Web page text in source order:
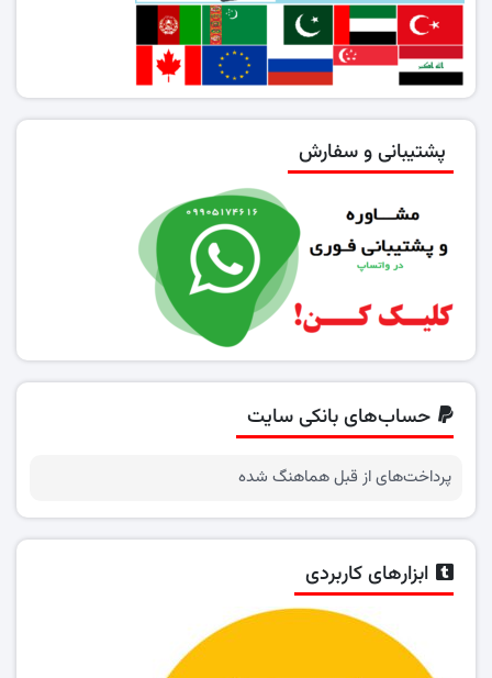
پشتیبانی و سفارش
حساب‌های بانکی سایت
پرداخت‌های از قبل هماهنگ شده
ابزارهای کاربردی